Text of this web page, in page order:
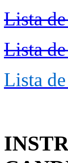
Lista de
Lista
Lista